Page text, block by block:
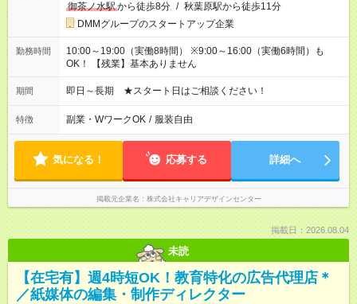
御茶ノ水駅から徒歩8分 / 秋葉原駅から徒歩11分
DMMグループのスタートアップ企業
勤務時間
10:00～19:00（実働8時間） ※9:00～16:00（実働6時間）も
OK！ 【残業】基本ありません
期間 即日～長期 ★スタート日はご相談ください！
特徴 副業・WワークOK / 服装自由
気になる！ 応募する 詳細へ
掲載元企業名 株式会社キャリアデザインセンター
掲載日：2026.08.04
未読
【在宅有】週4時短OK！教育特化の広告代理店＊
／紙媒体の編集・制作ディレクター